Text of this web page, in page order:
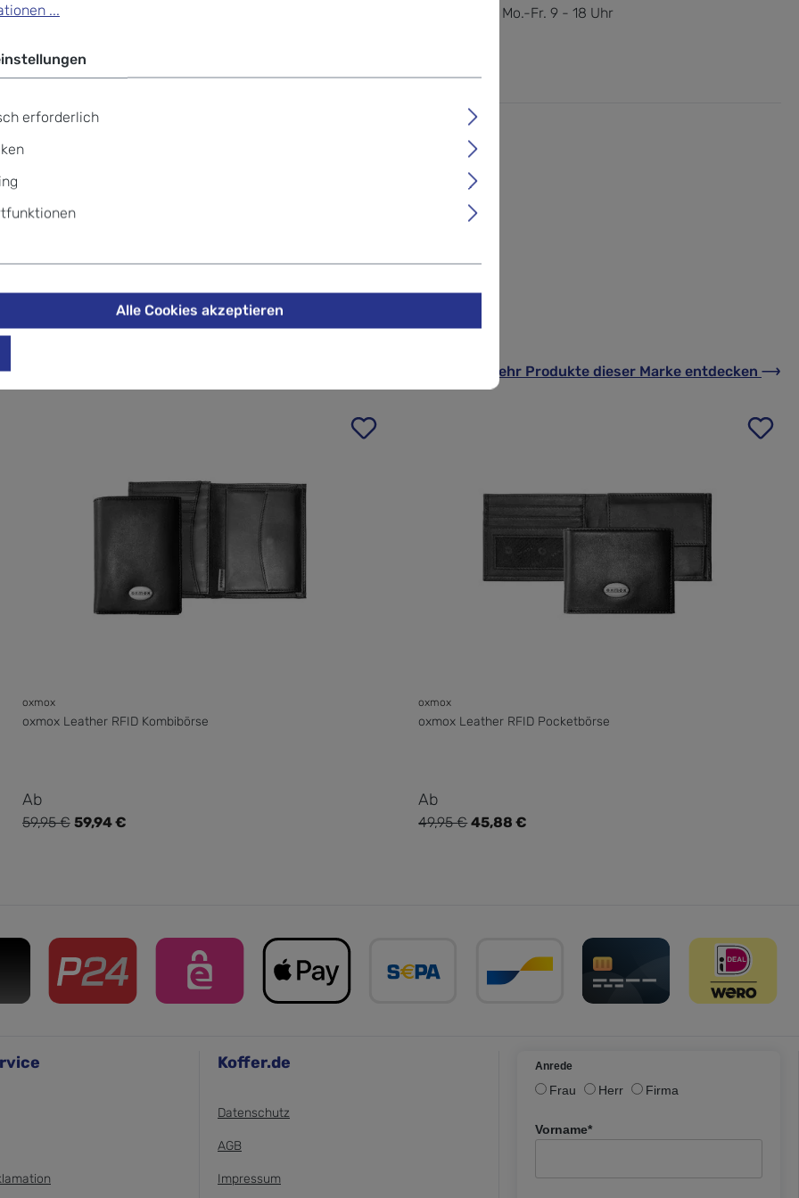
Mo.-Fr. 9 - 18 Uhr
Cryptan Keyholder Windrose"
weichem Griff, dabei wasserfest und unglaublich strapazierfähig.
Mehr Produkte dieser Marke entdecken
oxmox
oxmox Leather RFID Kombibörse
Verkaufspreis:
Ab
59,94 €
Regulärer Preis:
59,95 €
oxmox
oxmox Leather RFID Pocketbörse
Verkaufspreis:
Ab
45,88 €
Regulärer Preis:
49,95 €
Koffer.de
Datenschutz
AGB
Impressum
Anrede
Frau Herr Firma
Vorname*
...
erforderlich
Alle Cookies akzeptieren